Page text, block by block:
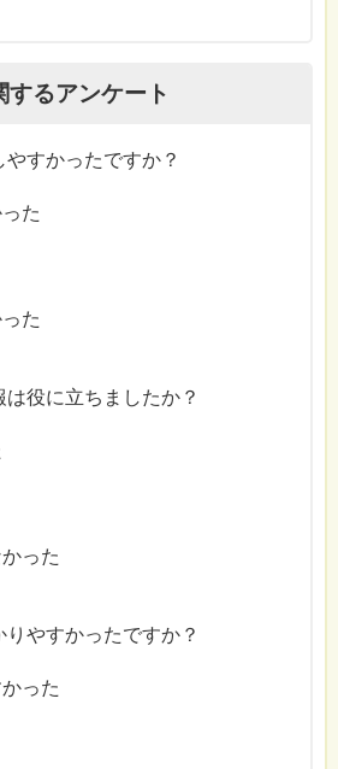
するアンケート
すかったですか？
た
た
役に立ちましたか？
った
やすかったですか？
った